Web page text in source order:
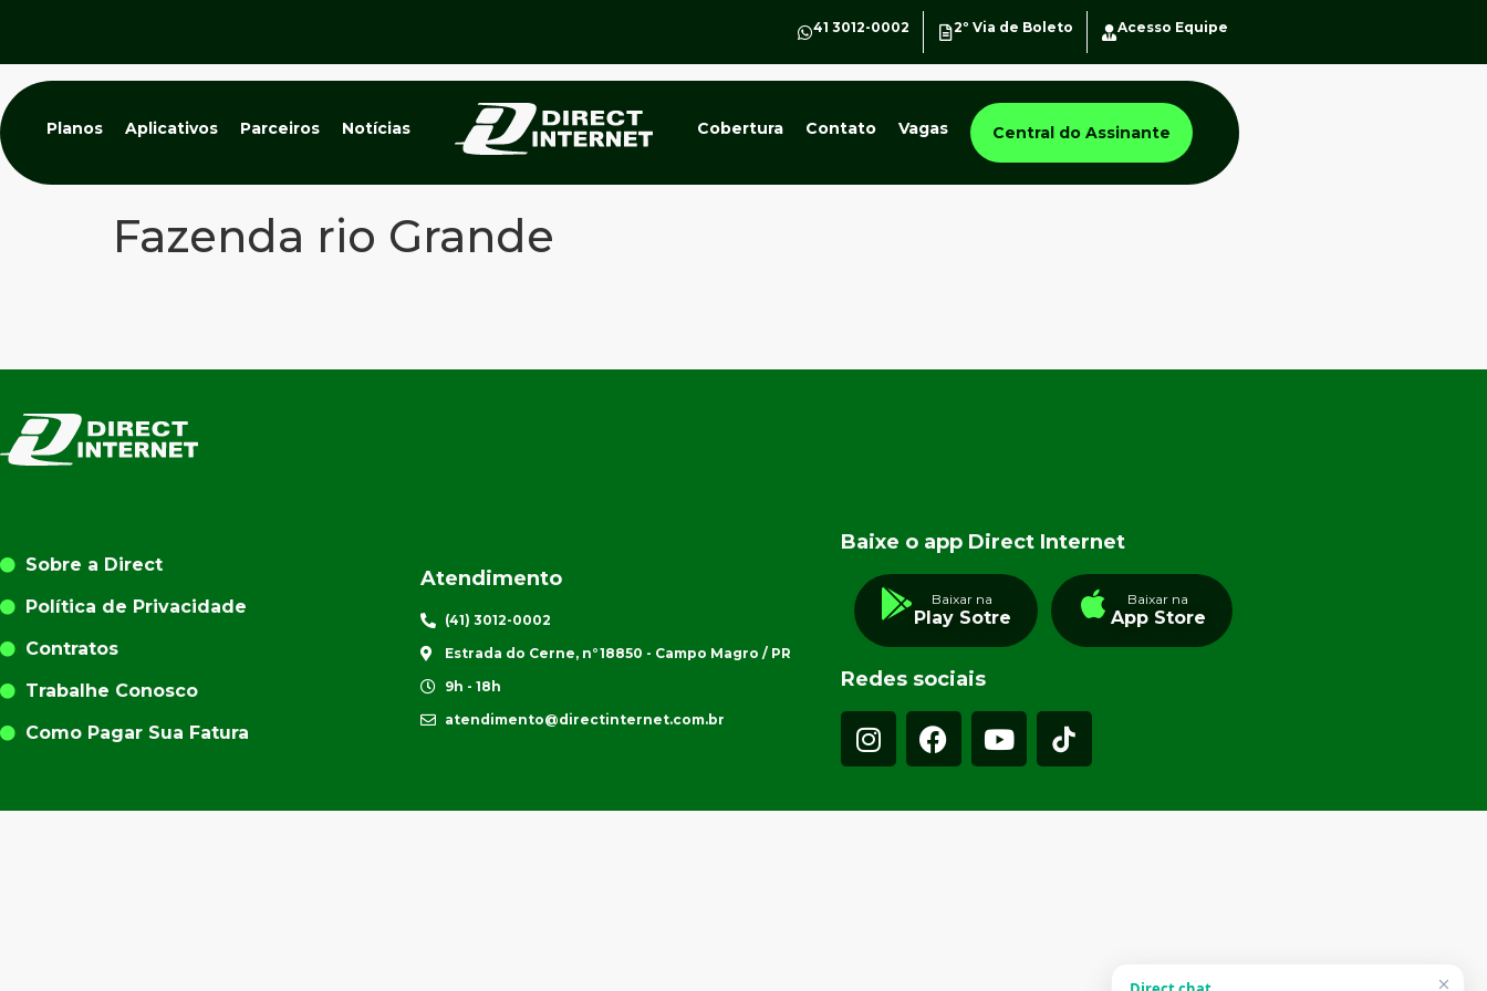
41 3012-0002 2º Via de Boleto Acesso Equipe
Planos Aplicativos Parceiros Notícias Cobertura Contato Vagas Central do Assinante
Fazenda rio Grande
Sobre a Direct
Política de Privacidade
Contratos
Trabalhe Conosco
Como Pagar Sua Fatura
Atendimento
(41) 3012-0002
Estrada do Cerne, n°18850 - Campo Magro / PR
9h - 18h
atendimento@directinternet.com.br
Baixe o app Direct Internet
Baixar na
Play Sotre
Baixar na
App Store
Redes sociais